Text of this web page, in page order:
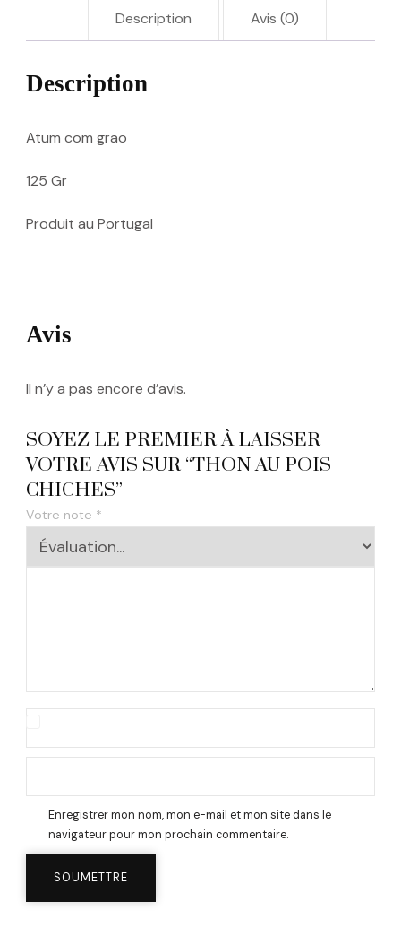
Description Avis (0)
Description
Atum com grao
125 Gr
Produit au Portugal
Avis
Il n’y a pas encore d’avis.
SOYEZ LE PREMIER À LAISSER
VOTRE AVIS SUR “THON AU POIS
CHICHES”
Votre note *
Enregistrer mon nom, mon e-mail et mon site dans le
navigateur pour mon prochain commentaire.